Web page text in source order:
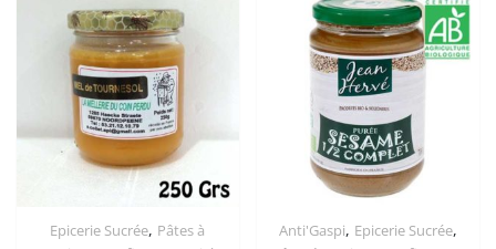
Epicerie Sucrée, Pâtes à
Anti'Gaspi, Epicerie Sucrée,